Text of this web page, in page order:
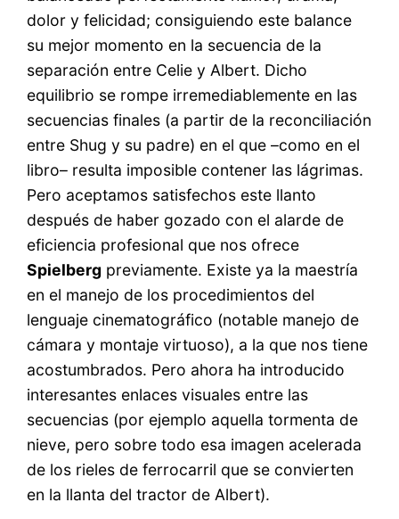
dolor y felicidad; consiguiendo este balance
su mejor momento en la secuencia de la
separación entre Celie y Albert. Dicho
equilibrio se rompe irremediablemente en las
secuencias finales (a partir de la reconciliación
entre Shug y su padre) en el que –como en el
libro– resulta imposible contener las lágrimas.
Pero aceptamos satisfechos este llanto
después de haber gozado con el alarde de
eficiencia profesional que nos ofrece
Spielberg previamente. Existe ya la maestría
en el manejo de los procedimientos del
lenguaje cinematográfico (notable manejo de
cámara y montaje virtuoso), a la que nos tiene
acostumbrados. Pero ahora ha introducido
interesantes enlaces visuales entre las
secuencias (por ejemplo aquella tormenta de
nieve, pero sobre todo esa imagen acelerada
de los rieles de ferrocarril que se convierten
en la llanta del tractor de Albert).